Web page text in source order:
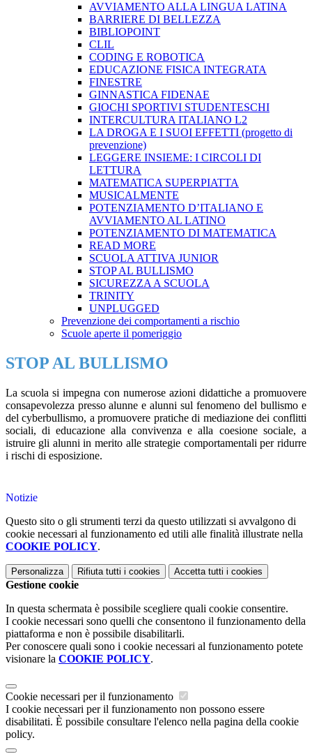
AVVIAMENTO ALLA LINGUA LATINA
BARRIERE DI BELLEZZA
BIBLIOPOINT
CLIL
CODING E ROBOTICA
EDUCAZIONE FISICA INTEGRATA
FINESTRE
GINNASTICA FIDENAE
GIOCHI SPORTIVI STUDENTESCHI
INTERCULTURA ITALIANO L2
LA DROGA E I SUOI EFFETTI (progetto di
prevenzione)
LEGGERE INSIEME: I CIRCOLI DI
LETTURA
MATEMATICA SUPERPIATTA
MUSICALMENTE
POTENZIAMENTO D’ITALIANO E
AVVIAMENTO AL LATINO
POTENZIAMENTO DI MATEMATICA
READ MORE
SCUOLA ATTIVA JUNIOR
STOP AL BULLISMO
SICUREZZA A SCUOLA
TRINITY
UNPLUGGED
Prevenzione dei comportamenti a rischio
Scuole aperte il pomeriggio
STOP AL BULLISMO
La scuola si impegna con numerose azioni didattiche a promuovere
consapevolezza presso alunne e alunni sul fenomeno del bullismo e
del cyberbullismo, a promuovere pratiche di mediazione dei conflitti
sociali, di educazione alla convivenza e alla coesione sociale, a
istruire gli alunni in merito alle strategie comportamentali per ridurre
i rischi di esposizione.
Notizie
Questo sito o gli strumenti terzi da questo utilizzati si avvalgono di
cookie necessari al funzionamento ed utili alle finalità illustrate nella
COOKIE POLICY.
Personalizza Rifiuta tutti i cookies Accetta tutti i cookies
Gestione cookie
In questa schermata è possibile scegliere quali cookie consentire.
I cookie necessari sono quelli che consentono il funzionamento della
piattaforma e non è possibile disabilitarli.
Per conoscere quali sono i cookie necessari al funzionamento potete
visionare la COOKIE POLICY.
Cookie necessari per il funzionamento
I cookie necessari per il funzionamento non possono essere
disabilitati. È possibile consultare l'elenco nella pagina della cookie
policy.